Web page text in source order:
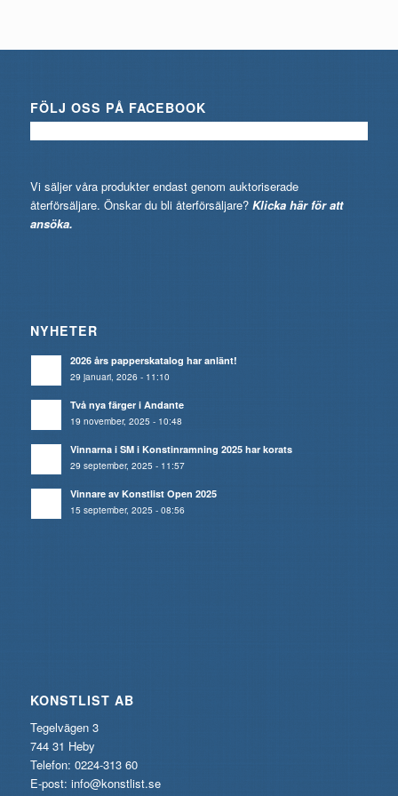
FÖLJ OSS PÅ FACEBOOK
Vi säljer våra produkter endast genom auktoriserade
återförsäljare. Önskar du bli återförsäljare? Klicka här för att
ansöka.
NYHETER
2026 års papperskatalog har anlänt!
29 januari, 2026 - 11:10
Två nya färger i Andante
19 november, 2025 - 10:48
Vinnarna i SM i Konstinramning 2025 har korats
29 september, 2025 - 11:57
Vinnare av Konstlist Open 2025
15 september, 2025 - 08:56
KONSTLIST AB
Tegelvägen 3
744 31 Heby
Telefon: 0224-313 60
E-post: info@konstlist.se